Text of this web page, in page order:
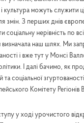
і культура можуть служити
змін. З перших днів
нерівність по
визначала наш шлях. Ми
і вже тут у Монсі
І далі бачимо, як
та соціальної
Комітету
у ході урочистого